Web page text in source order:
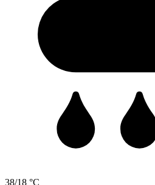
38/18 °C